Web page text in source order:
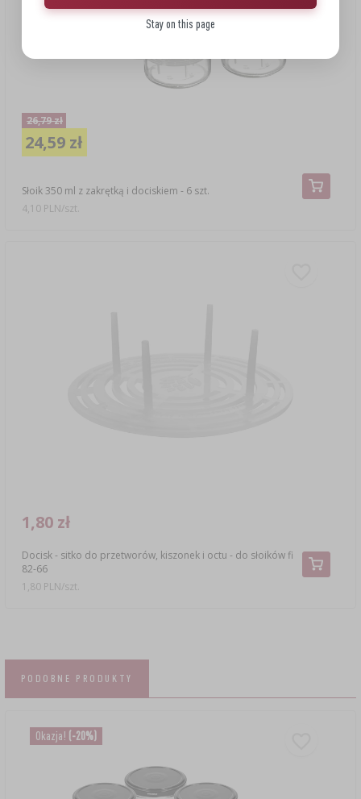
Słoik 350 ml z zakrętką i dociskiem - 6 szt.
26,79 zł
24,59 zł
4,10 PLN/szt.
Docisk - sitko do przetworów, kiszonek i octu - do słoików fi
82-66
1,80 zł
1,80 PLN/szt.
PODOBNE PRODUKTY
Okazja! (-20%)
Stay on this page